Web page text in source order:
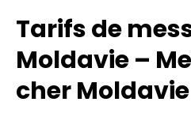
Tarifs de
Moldavie –
cher Moldavie